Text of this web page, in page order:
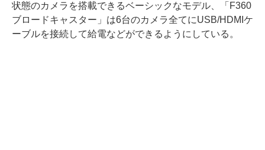
状態のカメラを搭載できるベーシックなモデル、「F360
ブロードキャスター」は6台のカメラ全てにUSB/HDMIケ
ーブルを接続して給電などができるようにしている。